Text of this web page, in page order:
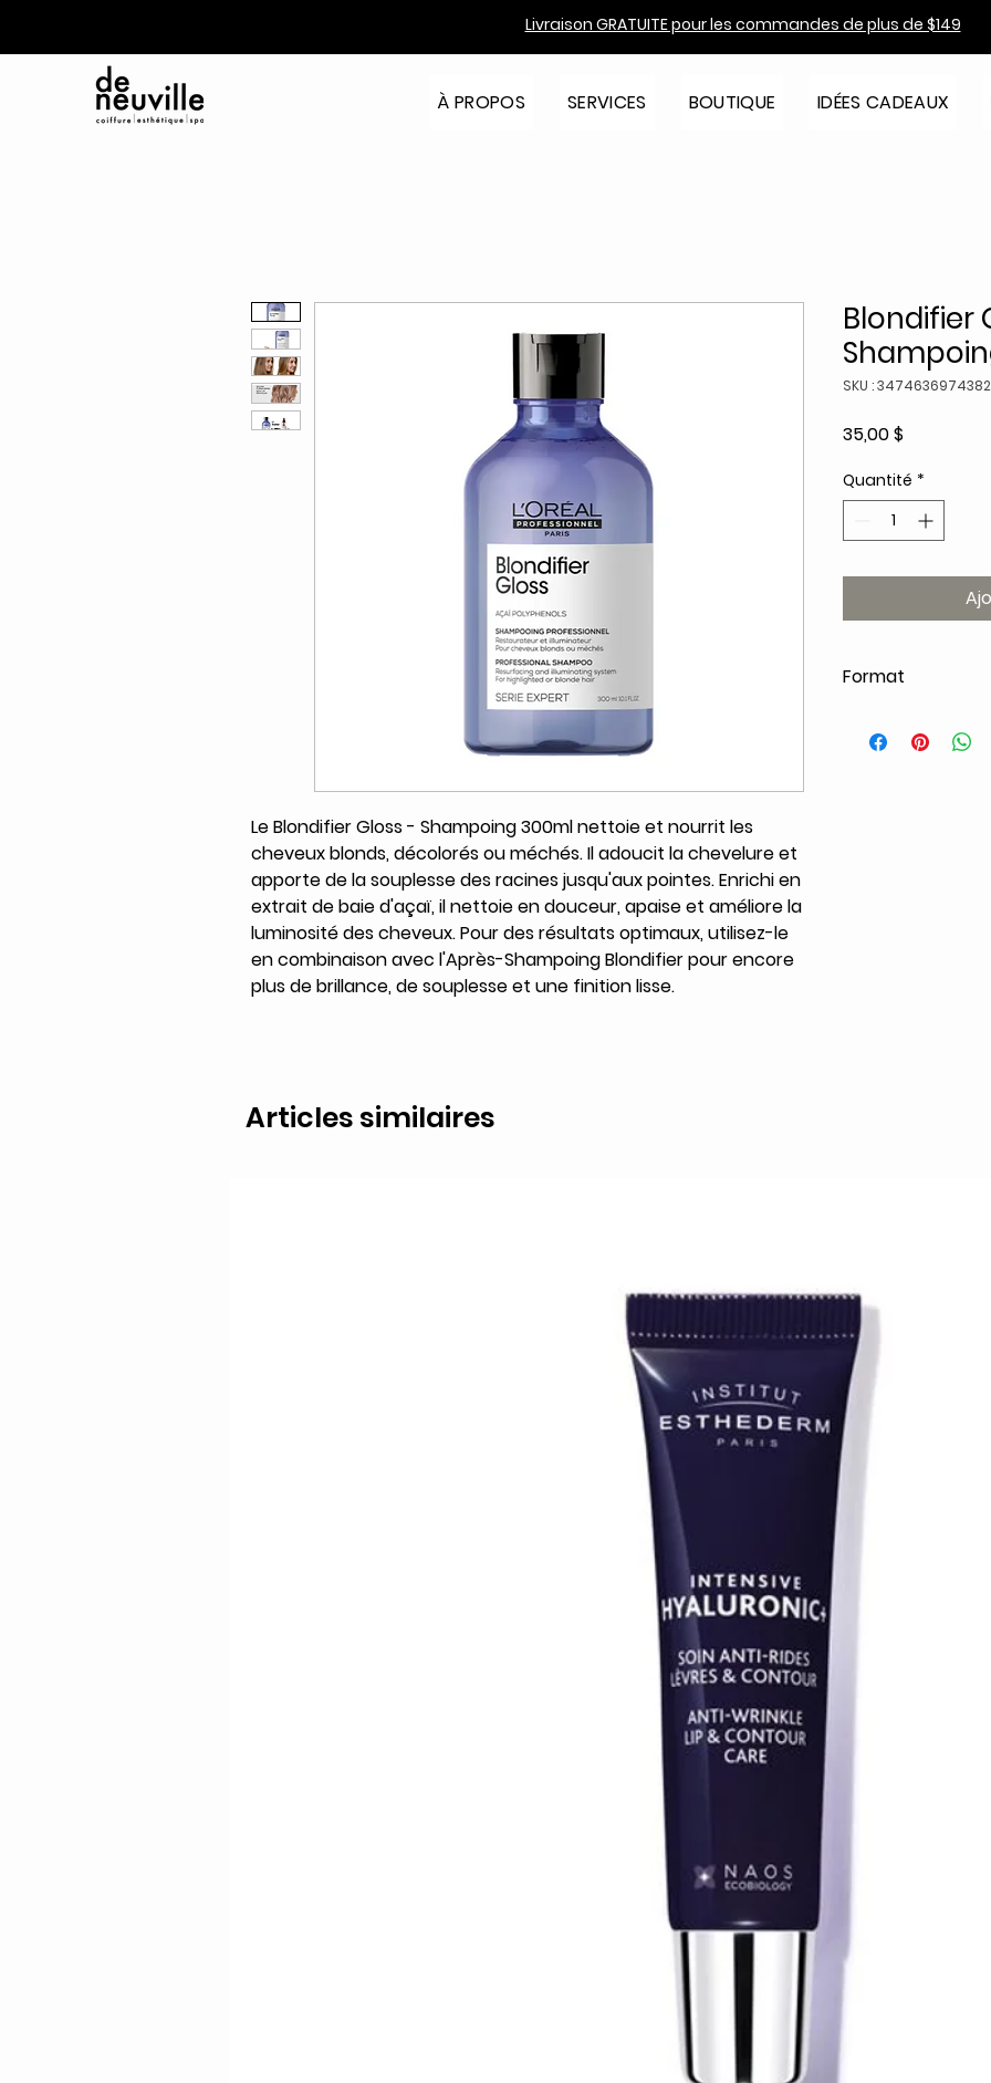
Livraison GRATUITE pour les commandes de plus de $149
À PROPOS SERVICES BOUTIQUE IDÉES CADEAUX
Le Blondifier Gloss - Shampoing 300ml nettoie et nourrit les
cheveux blonds, décolorés ou méchés. Il adoucit la chevelure et
apporte de la souplesse des racines jusqu'aux pointes. Enrichi en
extrait de baie d'açaï, il nettoie en douceur, apaise et améliore la
luminosité des cheveux. Pour des résultats optimaux, utilisez-le
en combinaison avec l'Après-Shampoing Blondifier pour encore
plus de brillance, de souplesse et une finition lisse.
Blondifier
SKU : 3474636974382
35,00 $
Quantité *
Format
Articles similaires